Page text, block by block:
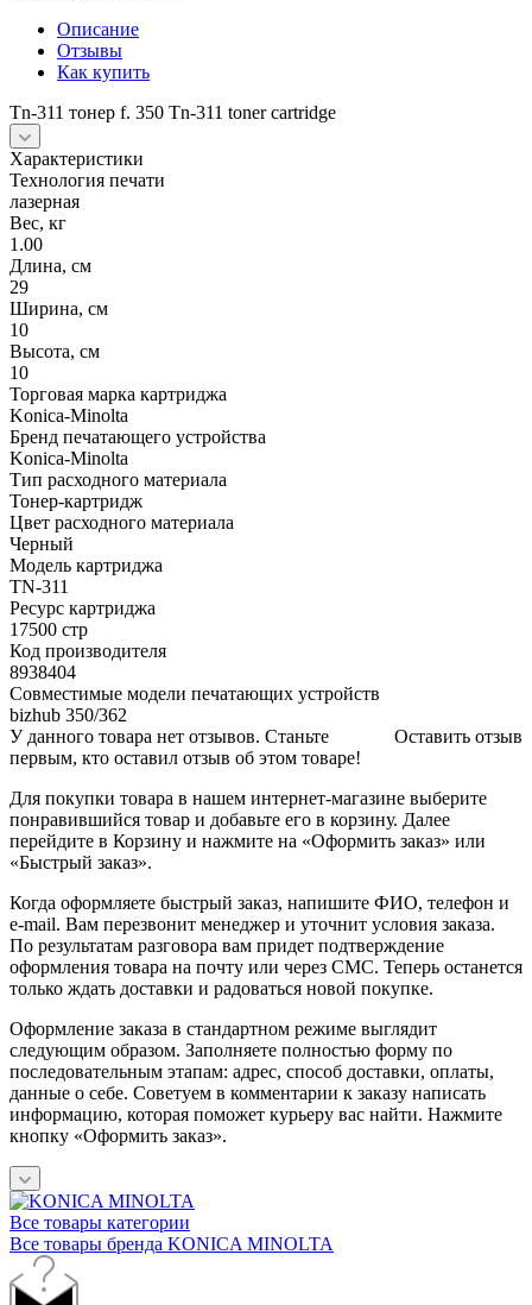
Описание
Отзывы
Как купить
Tn-311 тонер f. 350 Tn-311 toner cartridge
Характеристики
Технология печати
лазерная
Вес, кг
1.00
Длина, см
29
Ширина, см
10
Высота, см
10
Торговая марка картриджа
Konica-Minolta
Бренд печатающего устройства
Konica-Minolta
Тип расходного материала
Тонер-картридж
Цвет расходного материала
Черный
Модель картриджа
TN-311
Ресурс картриджа
17500 стр
Код производителя
8938404
Совместимые модели печатающих устройств
bizhub 350/362
Оставить отзыв
У данного товара нет отзывов. Станьте
первым, кто оставил отзыв об этом товаре!
Для покупки товара в нашем интернет-магазине выберите
понравившийся товар и добавьте его в корзину. Далее
перейдите в Корзину и нажмите на «Оформить заказ» или
«Быстрый заказ».
Когда оформляете быстрый заказ, напишите ФИО, телефон и
e-mail. Вам перезвонит менеджер и уточнит условия заказа.
По результатам разговора вам придет подтверждение
оформления товара на почту или через СМС. Теперь останется
только ждать доставки и радоваться новой покупке.
Оформление заказа в стандартном режиме выглядит
следующим образом. Заполняете полностью форму по
последовательным этапам: адрес, способ доставки, оплаты,
данные о себе. Советуем в комментарии к заказу написать
информацию, которая поможет курьеру вас найти. Нажмите
кнопку «Оформить заказ».
Все товары категории
Все товары бренда KONICA MINOLTA